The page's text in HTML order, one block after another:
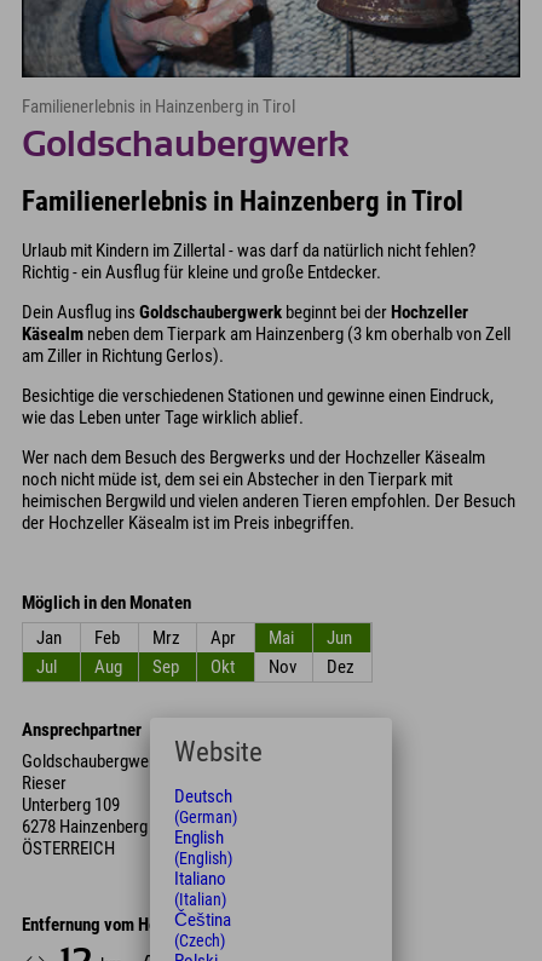
Familienerlebnis in Hainzenberg in Tirol
Goldschaubergwerk
Familienerlebnis in Hainzenberg in Tirol
Urlaub mit Kindern im Zillertal - was darf da natürlich nicht fehlen?
Richtig - ein Ausflug für kleine und große Entdecker.
Dein Ausflug ins Goldschaubergwerk beginnt bei derHochzeller
Käsealm neben dem Tierpark am Hainzenberg (3 km oberhalb von Zell
am Ziller in Richtung Gerlos).
Besichtige die verschiedenen Stationen und gewinne einen Eindruck,
wie das Leben unter Tage wirklich ablief.
Wer nach dem Besuch des Bergwerks und der Hochzeller Käsealm
noch nicht müde ist, dem sei ein Abstecher in den Tierpark mit
heimischen Bergwild und vielen anderen Tieren empfohlen. Der Besuch
der Hochzeller Käsealm ist im Preis inbegriffen.
Möglich in den Monaten
Jan
Feb Mrz Apr Mai
Jun
Jul
Aug Sep Okt Nov Dez
Ansprechpartner
Goldschaubergwerk
Rieser
Unterberg 109
6278 Hainzenberg
ÖSTERREICH
Entfernung vom Hotel
Website
Deutsch
(German)
English
(English)
Italiano
(Italian)
Čeština
(Czech)